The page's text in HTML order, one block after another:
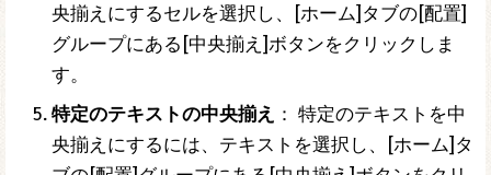
央揃えにするセルを選択し、[ホーム]タブの[配置]
グループにある[中央揃え]ボタンをクリックしま
す。
特定のテキストの中央揃え ： 特定のテキストを中
央揃えにするには、テキストを選択し、[ホーム]タ